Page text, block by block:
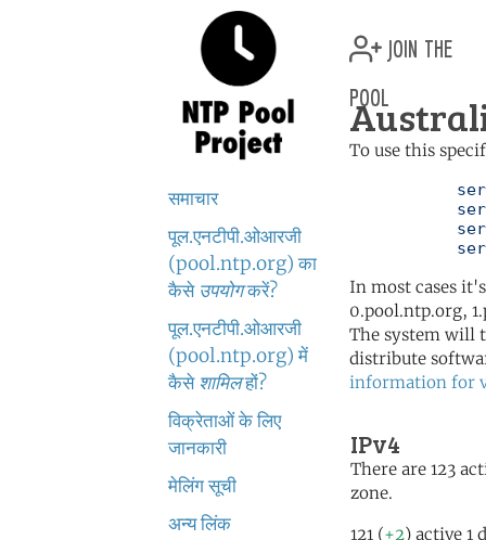
समाचार
पूल.एनटीपी.ओआरजी
(pool.ntp.org) का
कैसे उपयोगकरें?
पूल.एनटीपी.ओआरजी
(pool.ntp.org) में
कैसे शामिलहों?
विक्रेताओं के लिए
जानकारी
मेलिंग सूची
अन्य लिंक
join the
pool
To use this
In most cases
0.pool.ntp.org,
The system will
distribute
information for
IPv4
There are 123
zone.
121 (+2) active 1